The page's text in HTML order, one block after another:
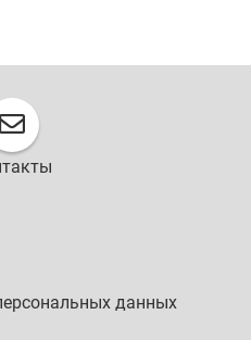
данных